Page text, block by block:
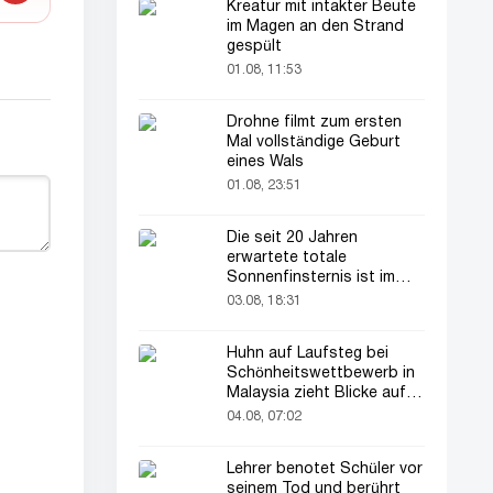
Kreatur mit intakter Beute
im Magen an den Strand
gespült
01.08, 11:53
Drohne filmt zum ersten
Mal vollständige Geburt
eines Wals
01.08, 23:51
Die seit 20 Jahren
erwartete totale
Sonnenfinsternis ist im
August zu sehen
03.08, 18:31
Huhn auf Laufsteg bei
Schönheitswettbewerb in
Malaysia zieht Blicke auf
sich
04.08, 07:02
Lehrer benotet Schüler vor
seinem Tod und berührt